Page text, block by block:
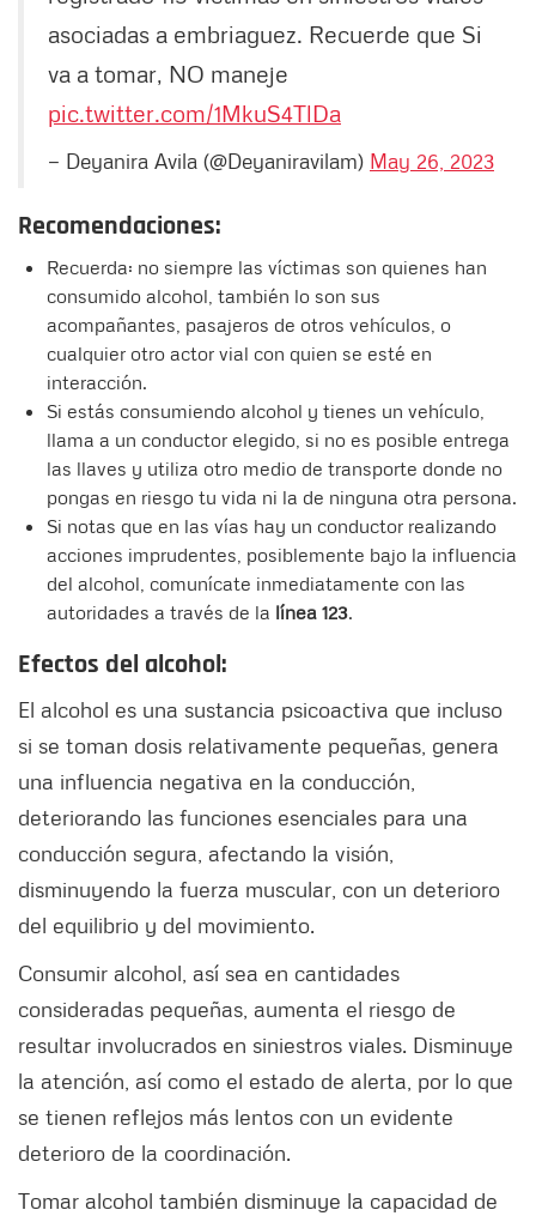
asociadas a embriaguez. Recuerde que Si
va a tomar, NO maneje
pic.twitter.com/1MkuS4TlDa
— Deyanira Avila (@Deyaniravilam) May 26, 2023
Recomendaciones:
Recuerda: no siempre las víctimas son quienes han
consumido alcohol, también lo son sus
acompañantes, pasajeros de otros vehículos, o
cualquier otro actor vial con quien se esté en
interacción.
Si estás consumiendo alcohol y tienes un vehículo,
llama a un conductor elegido, si no es posible entrega
las llaves y utiliza otro medio de transporte donde no
pongas en riesgo tu vida ni la de ninguna otra persona.
Si notas que en las vías hay un conductor realizando
acciones imprudentes, posiblemente bajo la influencia
del alcohol, comunícate inmediatamente con las
autoridades a través de la línea 123.
Efectos del alcohol:
El alcohol es una sustancia psicoactiva que incluso
si se toman dosis relativamente pequeñas, genera
una influencia negativa en la conducción,
deteriorando las funciones esenciales para una
conducción segura, afectando la visión,
disminuyendo la fuerza muscular, con un deterioro
del equilibrio y del movimiento.
Consumir alcohol, así sea en cantidades
consideradas pequeñas, aumenta el riesgo de
resultar involucrados en siniestros viales. Disminuye
la atención, así como el estado de alerta, por lo que
se tienen reflejos más lentos con un evidente
deterioro de la coordinación.
Tomar alcohol también disminuye la capacidad de